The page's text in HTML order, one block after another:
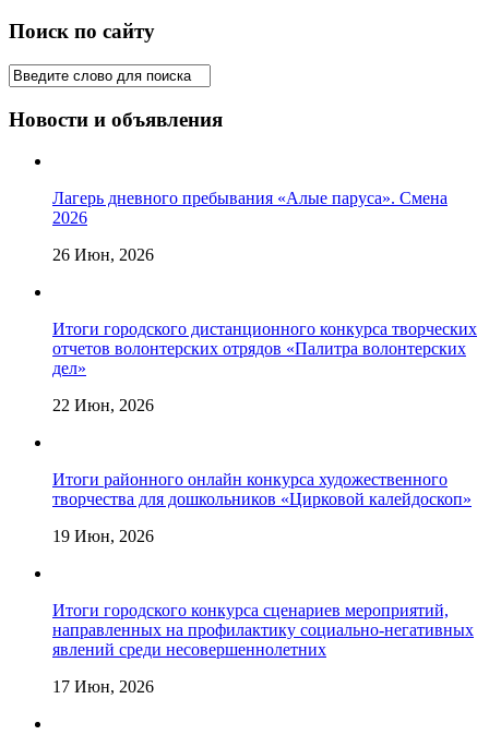
Поиск по сайту
Новости и объявления
Лагерь дневного пребывания «Алые паруса». Смена
2026
26 Июн, 2026
Итоги городского дистанционного конкурса творческих
отчетов волонтерских отрядов «Палитра волонтерских
дел»
22 Июн, 2026
Итоги районного онлайн конкурса художественного
творчества для дошкольников «Цирковой калейдоскоп»
19 Июн, 2026
Итоги городского конкурса сценариев мероприятий,
направленных на профилактику социально-негативных
явлений среди несовершеннолетних
17 Июн, 2026